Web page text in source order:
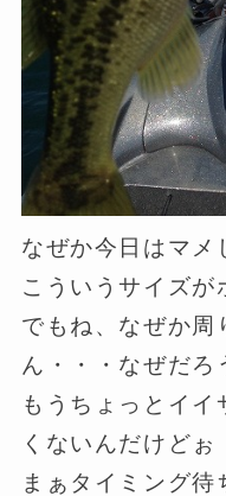
なぜか今日はマメ
こういうサイズが
でもね、なぜか周
ん・・・なぜだろ
もうちょっとイイ
くないんだけどぉ
まぁタイミング待